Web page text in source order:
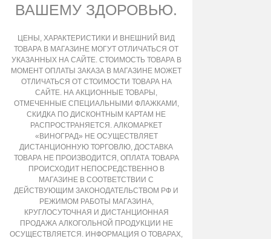
ВАШЕМУ ЗДОРОВЬЮ.
ЦЕНЫ, ХАРАКТЕРИСТИКИ И ВНЕШНИЙ ВИД
ТОВАРА В МАГАЗИНЕ МОГУТ ОТЛИЧАТЬСЯ ОТ
УКАЗАННЫХ НА САЙТЕ. СТОИМОСТЬ ТОВАРА В
МОМЕНТ ОПЛАТЫ ЗАКАЗА В МАГАЗИНЕ МОЖЕТ
ОТЛИЧАТЬСЯ ОТ СТОИМОСТИ ТОВАРА НА
САЙТЕ. НА АКЦИОННЫЕ ТОВАРЫ,
ОТМЕЧЕННЫЕ СПЕЦИАЛЬНЫМИ ФЛАЖКАМИ,
СКИДКА ПО ДИСКОНТНЫМ КАРТАМ НЕ
РАСПРОСТРАНЯЕТСЯ. АЛКОМАРКЕТ
«ВИНОГРАД» НЕ ОСУЩЕСТВЛЯЕТ
ДИСТАНЦИОННУЮ ТОРГОВЛЮ, ДОСТАВКА
ТОВАРА НЕ ПРОИЗВОДИТСЯ, ОПЛАТА ТОВАРА
ПРОИСХОДИТ НЕПОСРЕДСТВЕННО В
МАГАЗИНЕ В СООТВЕТСТВИИ С
ДЕЙСТВУЮЩИМ ЗАКОНОДАТЕЛЬСТВОМ РФ И
РЕЖИМОМ РАБОТЫ МАГАЗИНА,
КРУГЛОСУТОЧНАЯ И ДИСТАНЦИОННАЯ
ПРОДАЖА АЛКОГОЛЬНОЙ ПРОДУКЦИИ НЕ
ОСУЩЕСТВЛЯЕТСЯ. ИНФОРМАЦИЯ О ТОВАРАХ,